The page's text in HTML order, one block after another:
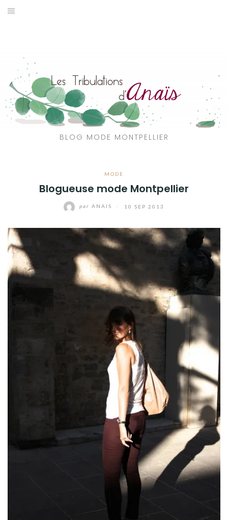
Aller
BLOG MODE MONTPELLIER
MODE
Blogueuse mode Montpellier
par ANAIS 10 SEP 2013
CATÉGORIES
VOYAGE
MON DRESSING